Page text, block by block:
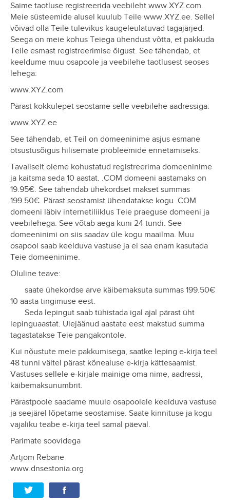
Saime taotluse registreerida veebileht www.XYZ.com.
Meie süsteemide alusel kuulub Teile www.XYZ.ee. Sellel
võivad olla Teile tulevikus kaugeleulatuvad tagajärjed.
Seega on meie kohus Teiega ühendust võtta, et pakkuda
Teile esmast registreerimise õigust. See tähendab, et
keeldume muu osapoole ja veebilehe taotlusest seoses
lehega:
www.XYZ.com
Pärast kokkulepet seostame selle veebilehe aadressiga:
www.XYZ.ee
See tähendab, et Teil on domeeninime asjus esmane
otsustusõigus hilisemate probleemide ennetamiseks.
Tavaliselt oleme kohustatud registreerima domeeninime
ja kaitsma seda 10 aastat. .COM domeeni aastamaks on
19.95€. See tähendab ühekordset makset summas
199.50€. Pärast seostamist ühendatakse kogu .COM
domeeni läbiv internetiliiklus Teie praeguse domeeni ja
veebilehega. See võtab aega kuni 24 tundi. See
domeeninimi on siis saadav üle kogu maailma. Muu
osapool saab keelduva vastuse ja ei saa enam kasutada
Teie domeeninime.
Oluline teave:
saate ühekordse arve käibemaksuta summas 199.50€
10 aasta tingimuse eest.
Seda lepingut saab tühistada igal ajal pärast üht
lepinguaastat. Ülejäänud aastate eest makstud summa
tagastatakse Teie pangakontole.
Kui nõustute meie pakkumisega, saatke leping e-kirja teel
48 tunni vältel pärast kõnealuse e-kirja kättesaamist.
Vastuses sellele e-kirjale mainige oma nime, aadressi,
käibemaksunumbrit.
Pärastpoole saadame muule osapoolele keelduva vastuse
ja seejärel lõpetame seostamise. Saate kinnituse ja kogu
vajaliku teabe e-kirja teel samal päeval.
Parimate soovidega
Artjom Rebane
www.dnsestonia.org